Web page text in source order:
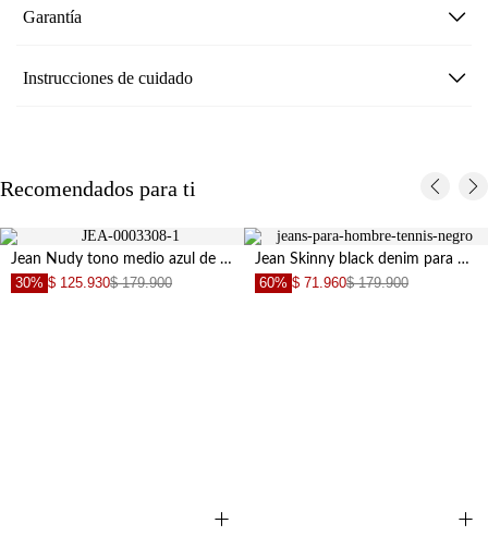
Garantía
Instrucciones de cuidado
Recomendados para ti
+
Jean Nudy tono medio azul de silueta ajustada para hombre
30% $ 125.930$ 179.900
+
Jean Skinny black denim para hombre
60% $ 71.960$ 179.900